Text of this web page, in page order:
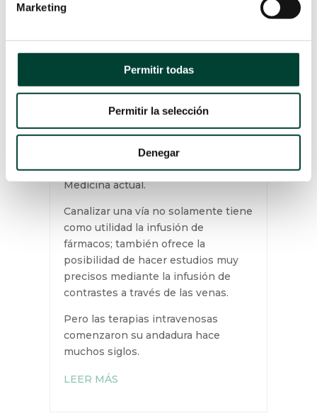
Marketing
Permitir todas
Permitir la selección
Denegar
por
todo el mundo unos 15 millones de
de 500 millones de catéteres
venosos periféricos para accesos
vasculares
La terapia intravenosa se ha
convertido en una modalidad
terapéutica indispensable en la
Medicina actual.
Canalizar una vía no solamente tiene
como utilidad la infusión de
fármacos; también ofrece la
posibilidad de hacer estudios muy
precisos mediante la infusión de
contrastes a través de las venas.
Pero las terapias intravenosas
comenzaron su andadura hace
muchos siglos.
LEER MÁS